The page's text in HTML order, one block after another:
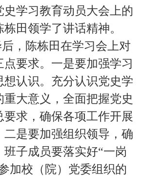
史学习教育动员大会上的
田领学了讲话精神。
，陈栋田在学习会上对
点要求。一是要加强学习
想认识。充分认识党史学
重大意义，全面把握党史
要求，确保各项工作开展
二是要加强组织领导，确
班子成员要落实好“一岗
加校（院）党委组织的